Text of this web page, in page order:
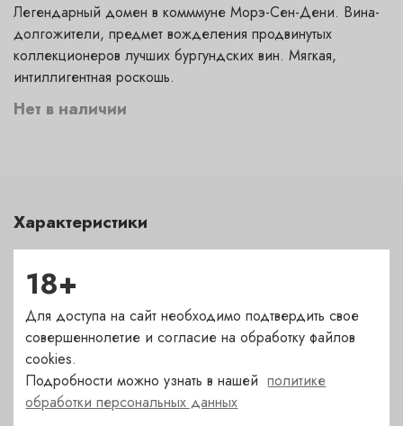
Нет в наличии
Легендарный домен в комммуне Морэ-Сен-Дени. Вина-
долгожители, предмет вожделения продвинутых
коллекционеров лучших бургундских вин. Мягкая,
интиллигентная роскошь.
Характеристики
красный
Сахар
сухое
Страна
18+
Для доступа на сайт необходимо подтвердить свое
совершеннолетие и согласие на обработку файлов
cookies.
Подробности можно узнать в нашейполитике
обработки персональных данных